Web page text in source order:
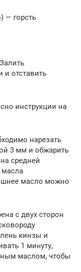
— горсть
отставить
инструкции на
нарезать
3 мм и обжарить
средней
масло можно
с двух сторон
кинзы и
1 минуту,
маслом, чтобы